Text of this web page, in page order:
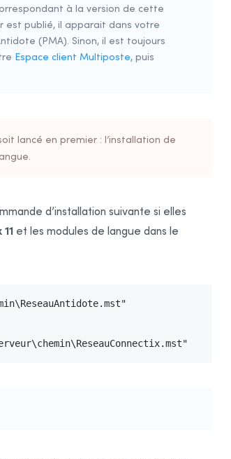
à la version de cette
est publié, il apparait dans votre
(PMA). Sinon, il est toujours
Espace client Multiposte, puis
lancé en premier : l’installation de
d’installation suivante si elles
et les modules de langue dans le